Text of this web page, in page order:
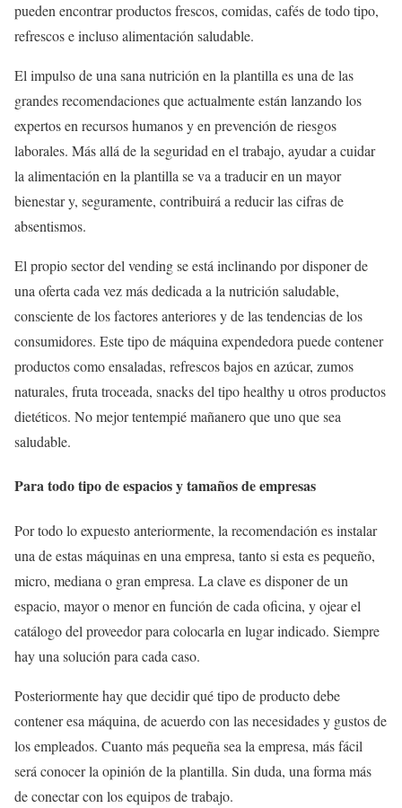
pueden encontrar productos frescos, comidas, cafés de todo tipo,
refrescos e incluso alimentación saludable.
El impulso de una sana nutrición en la plantilla es una de las
grandes recomendaciones que actualmente están lanzando los
expertos en recursos humanos y en prevención de riesgos
laborales. Más allá de la seguridad en el trabajo, ayudar a cuidar
la alimentación en la plantilla se va a traducir en un mayor
bienestar y, seguramente, contribuirá a reducir las cifras de
absentismos.
El propio sector del vending se está inclinando por disponer de
una oferta cada vez más dedicada a la nutrición saludable,
consciente de los factores anteriores y de las tendencias de los
consumidores. Este tipo de máquina expendedora puede contener
productos como ensaladas, refrescos bajos en azúcar, zumos
naturales, fruta troceada, snacks del tipo healthy u otros productos
dietéticos. No mejor tentempié mañanero que uno que sea
saludable.
Para todo tipo de espacios y tamaños de empresas
Por todo lo expuesto anteriormente, la recomendación es instalar
una de estas máquinas en una empresa, tanto si esta es pequeño,
micro, mediana o gran empresa. La clave es disponer de un
espacio, mayor o menor en función de cada oficina, y ojear el
catálogo del proveedor para colocarla en lugar indicado. Siempre
hay una solución para cada caso.
Posteriormente hay que decidir qué tipo de producto debe
contener esa máquina, de acuerdo con las necesidades y gustos de
los empleados. Cuanto más pequeña sea la empresa, más fácil
será conocer la opinión de la plantilla. Sin duda, una forma más
de conectar con los equipos de trabajo.